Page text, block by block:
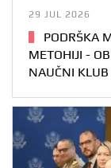
29 JUL 2026
PODRŠKA
METOHIJI -
NAUČNI